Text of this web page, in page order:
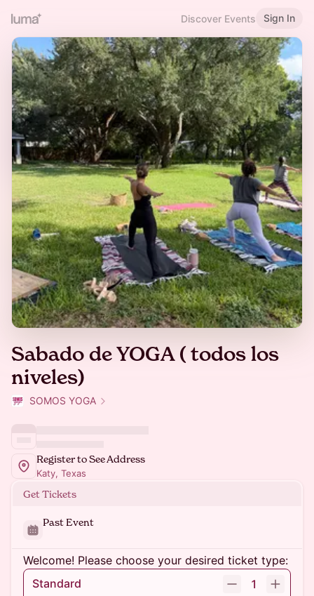
Discover Events Sign In
Sabado de YOGA ( todos los
niveles)
SOMOS YOGA
Register to See Address
Katy, Texas
Get Tickets
Past Event
Welcome! Please choose your desired ticket type:
Standard
1